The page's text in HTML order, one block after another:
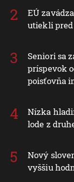
EÚ
utiekli
Seniori sa
príspevok
poisťovňa
Nízka
lode z
Nový
vyššiu